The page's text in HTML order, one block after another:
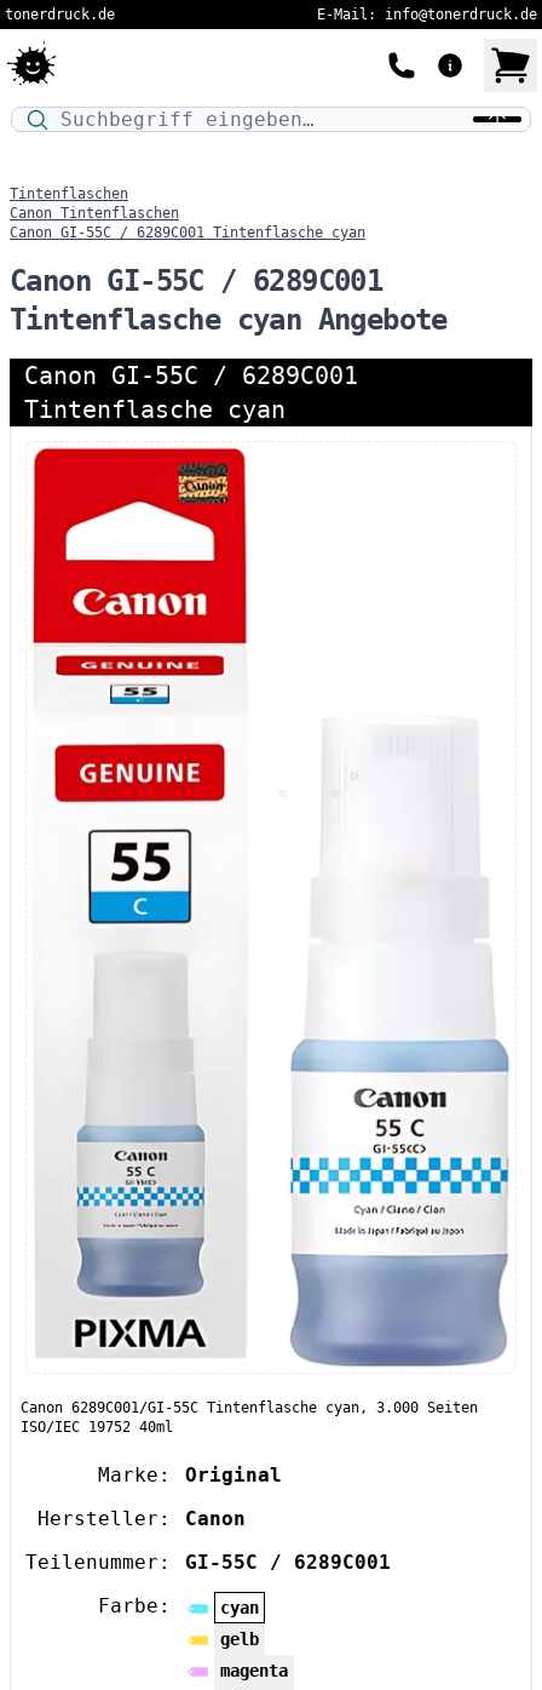
tonerdruck.de E-Mail: info@tonerdruck.de
Druckermodell oder Produktnamen eingeben…
Tintenflaschen
Canon Tintenflaschen
Canon GI-55C / 6289C001 Tintenflasche cyan
Canon GI-55C / 6289C001
Tintenflasche cyan Angebote
Canon GI-55C / 6289C001
Tintenflasche cyan
Canon 6289C001/GI-55C Tintenflasche cyan, 3.000 Seiten
ISO/IEC 19752 40ml
Marke:
Original
Hersteller:
Canon
Teilenummer:
GI-55C / 6289C001
Farbe:
cyan
gelb
magenta